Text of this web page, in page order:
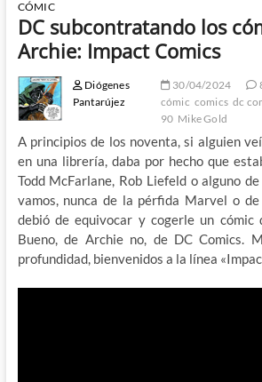
CÓMIC
DC subcontratando los
Archie: Impact Comics
Diógenes
Pantarújez
30/04/2024
cómic comics dc
90 Mike Gold
A principios de los noventa, si alguien
en una librería, daba por hecho que
Todd McFarlane, Rob Liefeld o alguno
vamos, nunca de la pérfida Marvel o
debió de equivocar y cogerle un cómic
Bueno, de Archie no, de DC Comics.
profundidad, bienvenidos a la línea